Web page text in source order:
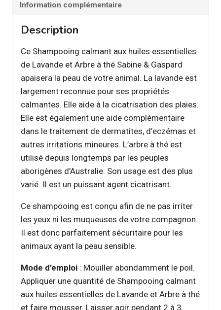
arbre
Information complémentaire
Description
Ce Shampooing calmant aux huiles essentielles
de Lavande et Arbre à thé Sabine & Gaspard
apaisera la peau de votre animal. La lavande est
largement reconnue pour ses propriétés
calmantes. Elle aide à la cicatrisation des plaies.
Elle est également une aide complémentaire
dans le traitement de dermatites, d’eczémas et
autres irritations mineures. L’arbre à thé est
utilisé depuis longtemps par les peuples
aborigènes d’Australie. Son usage est des plus
varié. Il est un puissant agent cicatrisant.
Ce shampooing est conçu afin de ne pas irriter
les yeux ni les muqueuses de votre compagnon.
Il est donc parfaitement sécuritaire pour les
animaux ayant la peau sensible.
Mode d’emploi : Mouiller abondamment le poil.
Appliquer une quantité de Shampooing calmant
aux huiles essentielles de Lavande et Arbre à thé
et faire mousser. Laisser agir pendant 2 à 3